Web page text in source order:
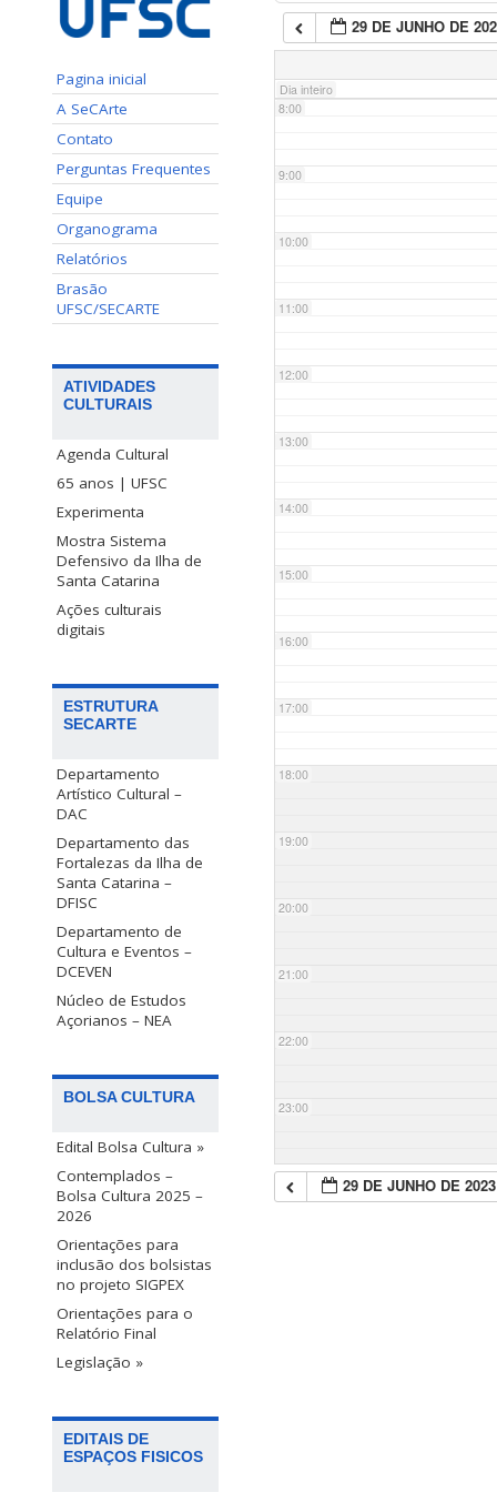
Pagina inicial
A SeCArte
Contato
Perguntas Frequentes
Equipe
Organograma
Relatórios
Brasão
UFSC/SECARTE
ATIVIDADES
CULTURAIS
Agenda Cultural
65 anos | UFSC
Experimenta
Mostra Sistema
Defensivo da Ilha de
Santa Catarina
Ações culturais
digitais
ESTRUTURA
SECARTE
Departamento
Artístico Cultural –
DAC
Departamento das
Fortalezas da Ilha de
Santa Catarina –
DFISC
Departamento de
Cultura e Eventos –
DCEVEN
Núcleo de Estudos
Açorianos – NEA
BOLSA CULTURA
Edital Bolsa Cultura »
Contemplados –
Bolsa Cultura 2025 –
2026
Orientações para
inclusão dos bolsistas
no projeto SIGPEX
Orientações para o
Relatório Final
Legislação »
EDITAIS DE
ESPAÇOS FISICOS
29 DE JUNHO DE
Dia inteiro
7:00
8:00
9:00
10:00
11:00
12:00
13:00
14:00
15:00
16:00
17:00
18:00
19:00
20:00
21:00
22:00
23:00
29 DE JUNHO DE 2023